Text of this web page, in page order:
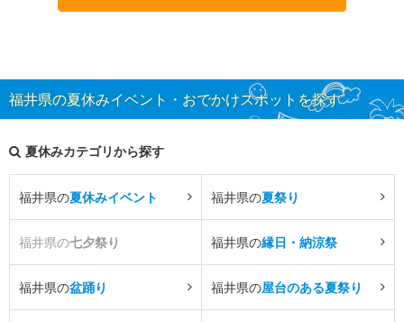
福井県の夏休みイベント・おでかけスポットを探す
夏休みカテゴリから探す
福井県の夏休みイベント 福井県の夏祭り
福井県の七夕祭り 福井県の縁日・納涼祭
福井県の盆踊り 福井県の屋台のある夏祭り